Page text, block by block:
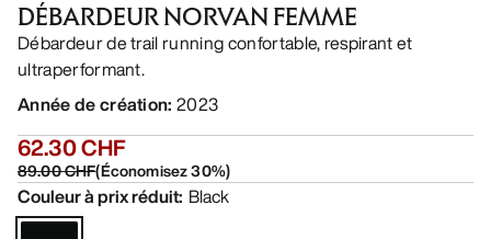
DÉBARDEUR NORVAN FEMME
Débardeur de trail running confortable, respirant et
ultraperformant.
Année de création: 2023
62.30 CHF
89.00 CHF(Économisez30%)
Couleur à prix réduit: Black